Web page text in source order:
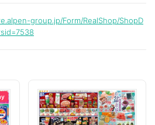
group.jp/Form/RealShop/ShopD